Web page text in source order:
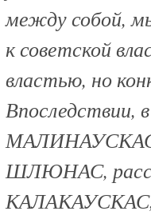
между собой,
к советской
властью, но
Впоследствии,
МАЛИНАУСКАС
ШЛЮНАС,
КАЛАКАУСКАС,